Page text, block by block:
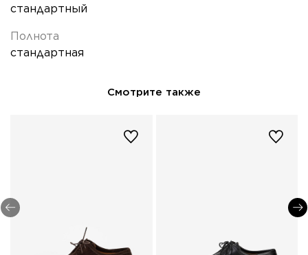
стандартный
Полнота
стандартная
Смотрите также